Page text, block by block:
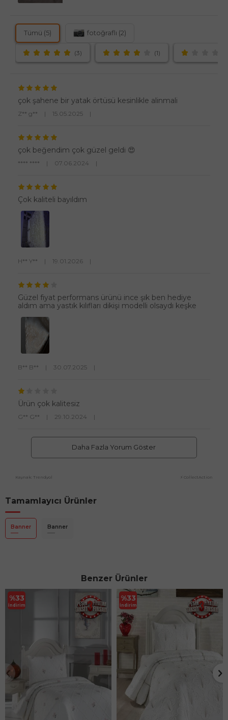
Tümü (5) fotoğraflı (2)
(3) (1)
çok şahene bir yatak örtüsü kesinlikle alinmali
Z** g** | 15.05.2025 |
çok beğendim çok güzel geldi 😍
**** **** | 07.06.2024 |
Çok kaliteli bayıldım
H** Y** | 19.01.2026 |
Güzel fiyat performans ürünü ince şık ben hediye
aldım ama yastık kılıfları dikişi modelli olsaydı keşke
B** B** | 30.07.2025 |
Ürün çok kalitesiz
G** G** | 29.10.2024 |
Daha Fazla Yorum Göster
Kaynak: Trendyol ⚡ CollectAction
Tamamlayıcı Ürünler
Banner Banner
Benzer Ürünler
%33
İndirim
%33
İndirim